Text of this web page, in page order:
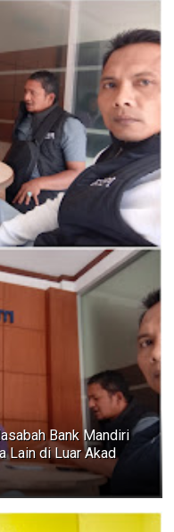
Bank Mandiri
Lain di Luar Akad